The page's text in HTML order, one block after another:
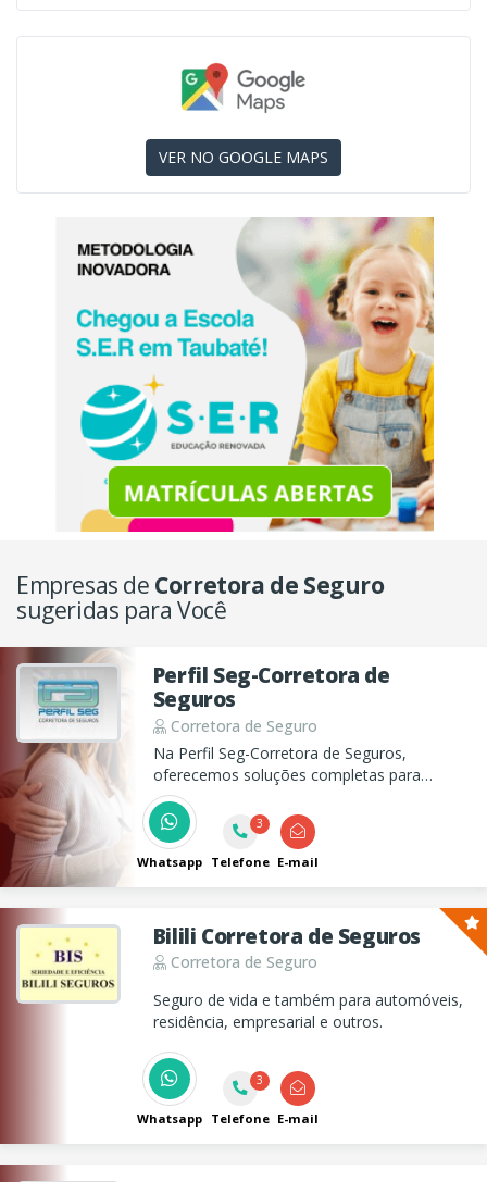
VER NO GOOGLE MAPS
Empresas de Corretora de Seguro
sugeridas para Você
Perfil Seg-Corretora de
Seguros
Corretora de Seguro
Na Perfil Seg-Corretora de Seguros,
oferecemos soluções completas para
proteger seu patrimônio, com seguros auto,
residencial, de vida, saúde, e muito mais.
Visite nosso site!
Whatsapp
3
Telefone E-mail
Bilili Corretora de Seguros
Corretora de Seguro
Seguro de vida e também para automóveis,
residência, empresarial e outros.
Whatsapp
3
Telefone E-mail